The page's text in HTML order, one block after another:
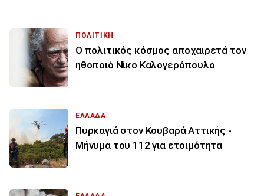
ΠΟΛΙΤΙΚΗ
Ο πολιτικός κόσμος αποχαιρετά τον
ηθοποιό Νίκο Καλογερόπουλο
ΕΛΛΑΔΑ
Πυρκαγιά στον Κουβαρά Αττικής -
Μήνυμα του 112 για ετοιμότητα